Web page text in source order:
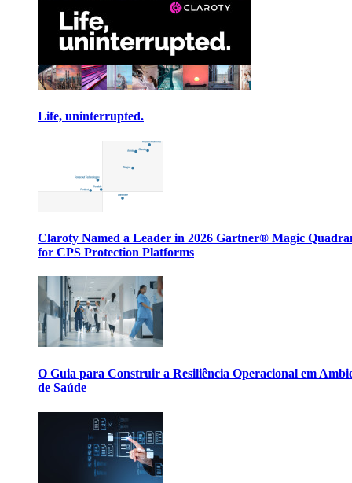
Life, uninterrupted.
Claroty Named a Leader in 2026 Gartner® Magic
for CPS Protection Platforms
O Guia para Construir a Resiliência Operacional em
de Saúde